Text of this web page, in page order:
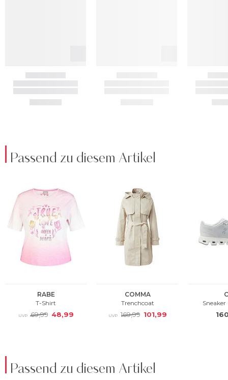
Passend zu diesem Artikel
Passend zu diesem Artikel